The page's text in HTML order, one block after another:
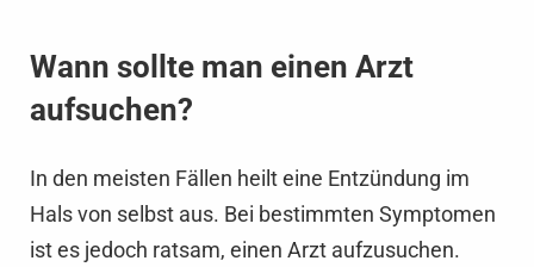
Wann sollte man einen Arzt
aufsuchen?
In den meisten Fällen heilt eine Entzündung im
Hals von selbst aus. Bei bestimmten Symptomen
ist es jedoch ratsam, einen Arzt aufzusuchen.